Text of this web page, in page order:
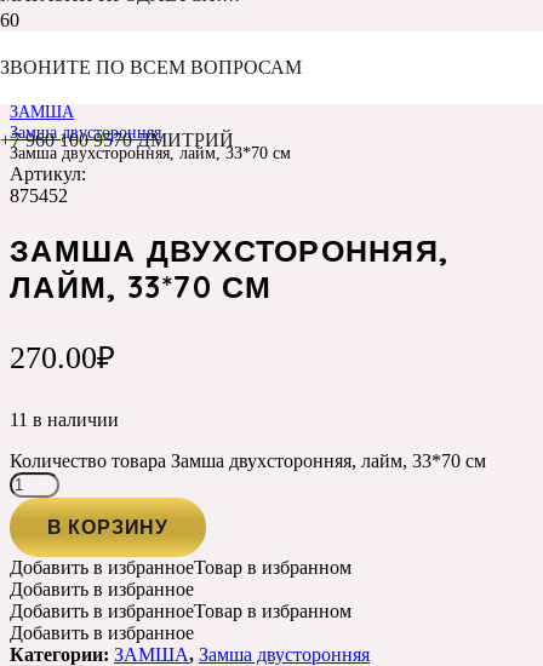
ЗВОНИТЕ ПО ВСЕМ ВОПРОСАМ
+7 960 100 9570 ДМИТРИЙ
Главная
ЗАМША
Замша двусторонняя
Замша двухсторонняя, лайм, 33*70 см
Артикул:
875452
ЗАМША ДВУХСТОРОННЯЯ,
ЛАЙМ, 33*70 СМ
270.00₽
11 в наличии
Количество товара Замша двухсторонняя, лайм, 33*70 см
В КОРЗИНУ
Добавить в избранноеТовар в избранном
Добавить в избранное
Добавить в избранноеТовар в избранном
Добавить в избранное
Категории: ЗАМША, Замша двусторонняя